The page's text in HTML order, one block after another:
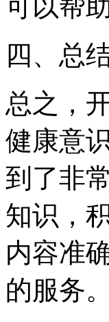
可以帮
四、总
总之，
健康意
到了非
知识，
内容准
的服务。